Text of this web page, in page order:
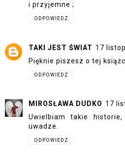
i przyjemne ;
ODPOWIEDZ
TAKI JEST ŚWIAT 17
Pięknie piszesz o tej
ODPOWIEDZ
MIROSŁAWA DUDKO 17
Uwielbiam takie
uwadze.
ODPOWIEDZ